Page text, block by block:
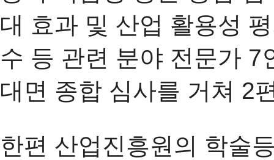
대 효과 및 산업 활용성
수 등 관련 분야 전문가 7
대면 종합 심사를 거쳐 2
한편 산업진흥원의 학술